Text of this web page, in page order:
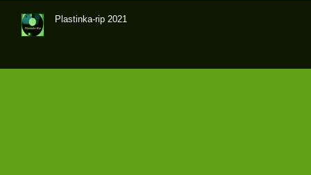
овк
Plastinka-rip 2021